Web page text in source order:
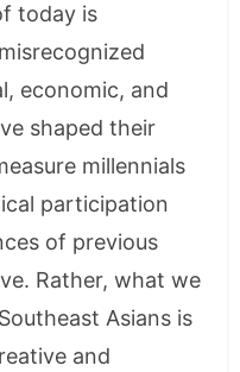
today is
economic, and
shaped their
millennials
participation
of previous
Rather, what we
Asians is
and